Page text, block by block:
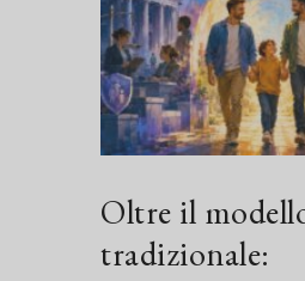
Oltre il
tradizionale: